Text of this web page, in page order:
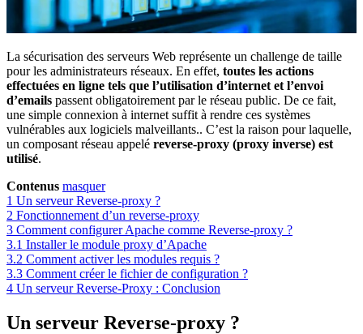
La sécurisation des serveurs Web représente un challenge de taille
pour les administrateurs réseaux. En effet, toutes les actions
effectuées en ligne tels que l’utilisation d’internet et l’envoi
d’emails passent obligatoirement par le réseau public. De ce fait,
une simple connexion à internet suffit à rendre ces systèmes
vulnérables aux logiciels malveillants.. C’est la raison pour laquelle,
un composant réseau appelé reverse-proxy (proxy inverse) est
utilisé.
Contenus masquer
1 Un serveur Reverse-proxy ?
2 Fonctionnement d’un reverse-proxy
3 Comment configurer Apache comme Reverse-proxy ?
3.1 Installer le module proxy d’Apache
3.2 Comment activer les modules requis ?
3.3 Comment créer le fichier de configuration ?
4 Un serveur Reverse-Proxy : Conclusion
Un serveur Reverse-proxy ?